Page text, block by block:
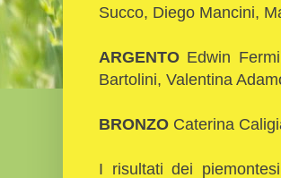
Succo, Diego Mancini,
ARGENTO Edwin
Bartolini, Valentina
BRONZO Caterina
I risultati dei